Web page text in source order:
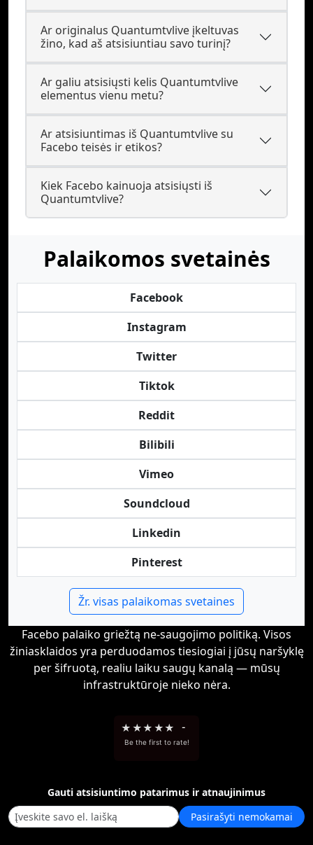
Ar originalus Quantumtvlive įkeltuvas
žino, kad aš atsisiuntiau savo turinį?
Ar galiu atsisiųsti kelis Quantumtvlive
elementus vienu metu?
Ar atsisiuntimas iš Quantumtvlive su
Facebo teisės ir etikos?
Kiek Facebo kainuoja atsisiųsti iš
Quantumtvlive?
Palaikomos svetainės
Facebook
Instagram
Twitter
Tiktok
Reddit
Bilibili
Vimeo
Soundcloud
Linkedin
Pinterest
Žr. visas palaikomas svetaines
Facebo palaiko griežtą ne-saugojimo politiką. Visos
žiniasklaidos yra perduodamos tiesiogiai į jūsų naršyklę
per šifruotą, realiu laiku saugų kanalą — mūsų
infrastruktūroje nieko nėra.
★ ★★ ★★ -
Be the first to rate!
Gauti atsisiuntimo patarimus ir atnaujinimus
Pasirašyti nemokamai